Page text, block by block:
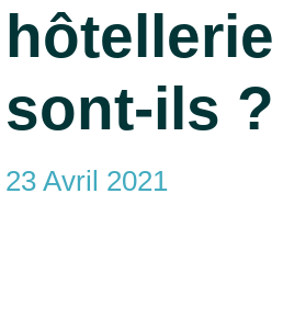
sont-ils ?
23 Avril 2021